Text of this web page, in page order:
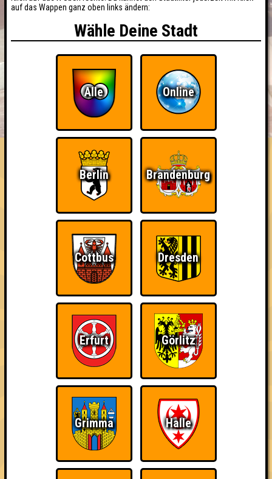
HIGHSCORE RESERVIERUNG
FAQ ÜBER UNS
Ich war da, vor 3000 Jahren
Nehmt an 400 Quizlaboren teil
~ Noch nicht erreicht ~
auf das Wappen ganz oben links ändern:
Wähle Deine Stadt
Alle Online
Berlin Brandenburg
Cottbus Dresden
Erfurt Görlitz
Grimma Halle